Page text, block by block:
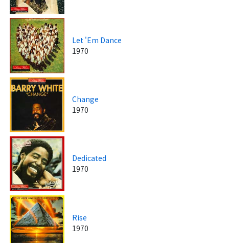
Let 'Em Dance
1970
Change
1970
Dedicated
1970
Rise
1970